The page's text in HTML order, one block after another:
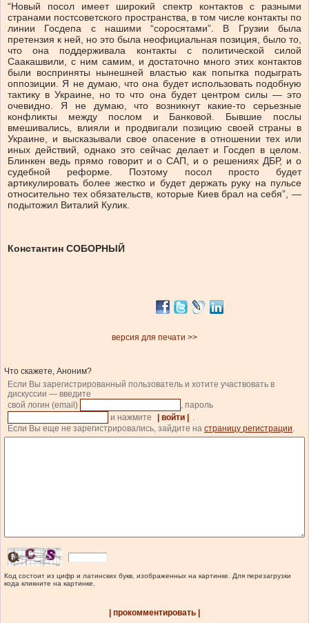
“Новый посол имеет широкий спектр контактов с разными
странами постсоветского пространства, в том числе контакты по
линии Госдепа с нашими “соросятами”. В Грузии была
претензия к ней, но это была неофициальная позиция, было то,
что она поддерживала контакты с политической силой
Саакашвили, с ним самим, и достаточно много этих контактов
были восприняты нынешней властью как попытка подыграть
оппозиции. Я не думаю, что она будет использовать подобную
тактику в Украине, но то что она будет центром силы — это
очевидно. Я не думаю, что возникнут какие-то серьезные
конфликты между послом и Банковой. Бывшие послы
вмешивались, влияли и продвигали позицию своей страны в
Украине, и высказывали свое опасение в отношении тех или
иных действий, однако это сейчас делает и Госдеп в целом.
Блинкен ведь прямо говорит и о САП, и о решениях ДБР, и о
судебной реформе. Поэтому посол просто будет
артикулировать более жестко и будет держать руку на пульсе
относительно тех обязательств, которые Киев брал на себя”, —
подытожил Виталий Кулик.
Константин СОБОРНЫЙ
версия для печати >>
Что скажете, Аноним?
Если Вы зарегистрированный пользователь и хотите участвовать в
дискуссии — введите
свой логин (email)
, пароль
и нажмите
| войти |
.
Если Вы еще не зарегистрировались, зайдите на страницу регистрации.
Код состоит из цифр и латинских букв, изображенных на картинке. Для перезагрузки
кода кликните на картинке.
| прокомментировать |